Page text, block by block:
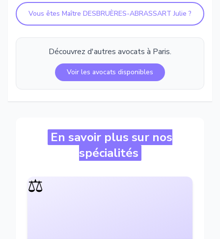
Vous êtes Maître DESBRUÈRES-ABRASSART Julie ?
Découvrez d'autres avocats à Paris.
Voir les avocats disponibles
En savoir plus sur nos
spécialités
⚖️